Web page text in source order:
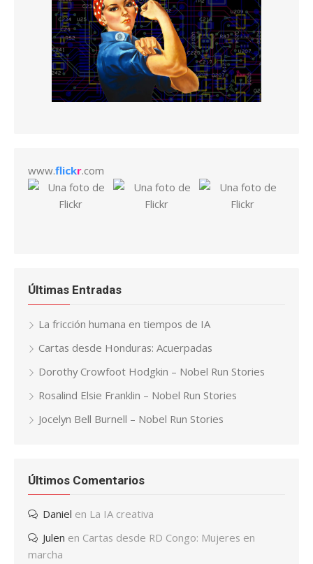
www.flickr.com
Últimas Entradas
La fricción humana en tiempos de IA
Cartas desde Honduras: Acuerpadas
Dorothy Crowfoot Hodgkin – Nobel Run Stories
Rosalind Elsie Franklin – Nobel Run Stories
Jocelyn Bell Burnell – Nobel Run Stories
Últimos Comentarios
Daniel en La IA creativa
Julen en Cartas desde RD Congo: Mujeres en
marcha